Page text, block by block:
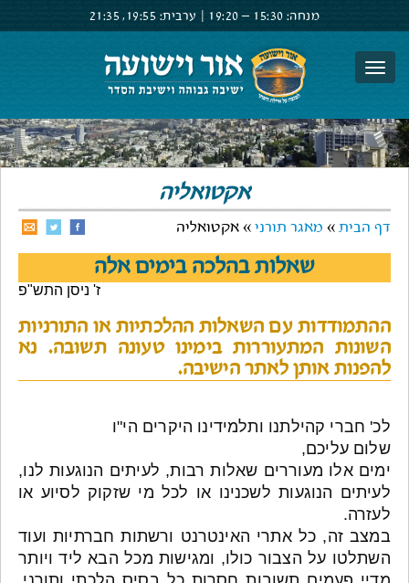
מנחה: 15:30 –
19:20 ערבית: 19:55,
21:35
אקטואליה
דף הבית » מאגר תורני » אקטואליה
שאלות בהלכה בימים אלה
ז' ניסן התש"פ
ההתמודדות עם השאלות ההלכתיות או התורניות
השונות המתעוררות בימינו טעונה תשובה. נא
להפנות אותן לאתר הישיבה.
לכ' חברי קהילתנו ותלמידינו היקרים הי"ו
שלום עליכם,
ימים אלו מעוררים שאלות רבות, לעיתים הנוגעות לנו,
לעיתים הנוגעות לשכנינו או לכל מי שזקוק לסיוע או
לעזרה.
במצב זה, כל אתרי האינטרנט ורשתות חברתיות ועוד
השתלטו על הצבור כולו, ומגישות מכל הבא ליד ויותר